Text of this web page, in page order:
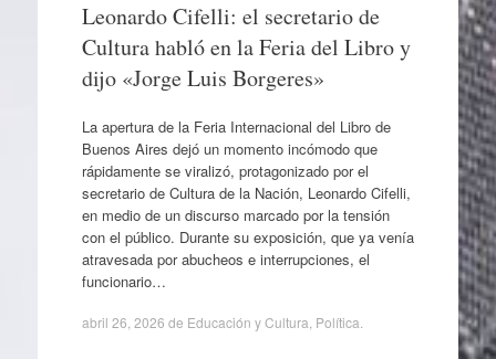
Leonardo Cifelli: el secretario de
Cultura habló en la Feria del Libro y
dijo «Jorge Luis Borgeres»
La apertura de la Feria Internacional del Libro de
Buenos Aires dejó un momento incómodo que
rápidamente se viralizó, protagonizado por el
secretario de Cultura de la Nación, Leonardo Cifelli,
en medio de un discurso marcado por la tensión
con el público. Durante su exposición, que ya venía
atravesada por abucheos e interrupciones, el
funcionario…
abril 26, 2026 de Educación y Cultura Política